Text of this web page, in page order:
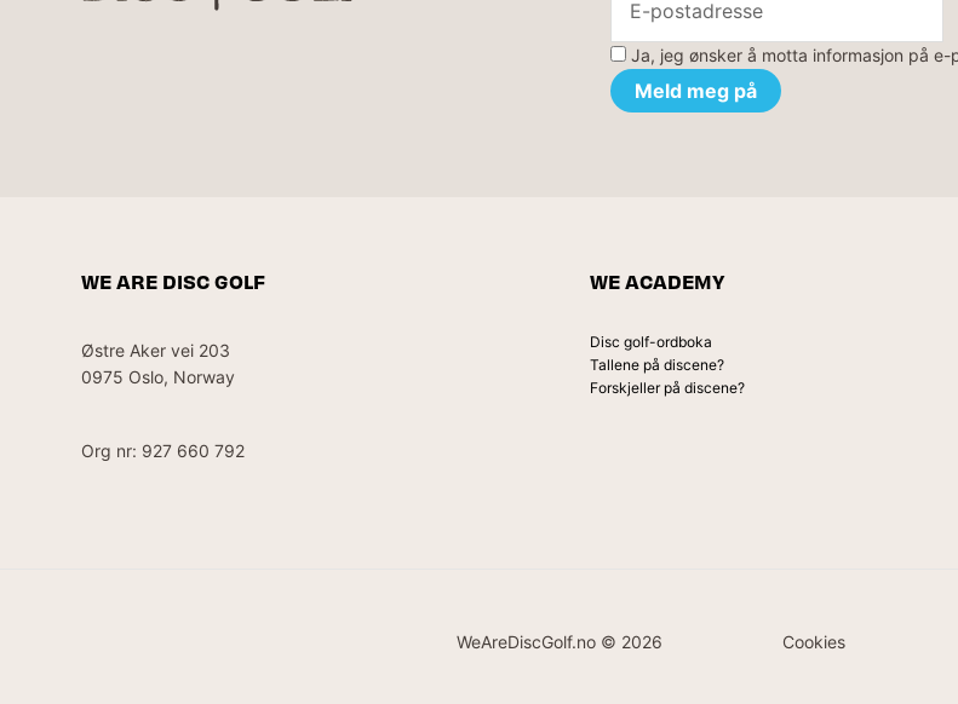
Ja, jeg ønsker å motta informasjon på e-
WE ARE DISC GOLF
Østre Aker vei 203
0975 Oslo, Norway
Org nr: 927 660 792
WE ACADEMY
Disc golf-ordboka
Tallene på discene?
Forskjeller på discene?
WeAreDiscGolf.no © 2026 Cookies